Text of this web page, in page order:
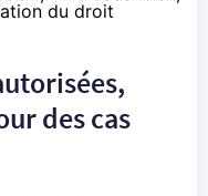
du droit
des cas